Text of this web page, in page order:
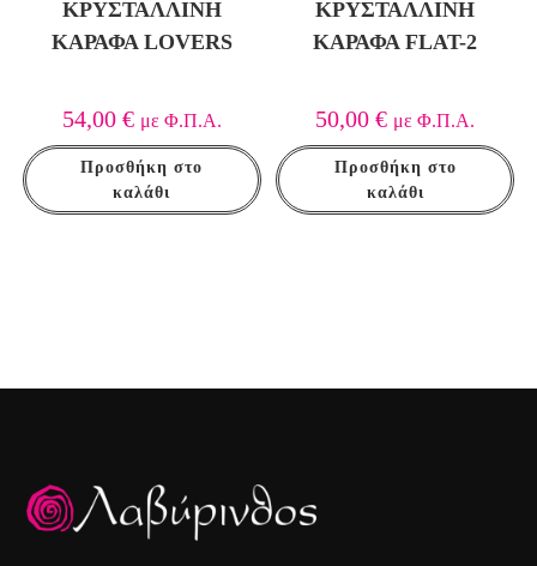
ΚΡΥΣΤΆΛΛΙΝΗ
ΚΑΡΆΦΑ LOVERS
54,00 € με Φ.Π.Α.
Προσθήκη στο
καλάθι
ΚΡΥΣΤΆΛΛΙΝΗ
ΚΑΡΆΦΑ FLAT-2
50,00€ με Φ.Π.Α.
Προσθήκη στο
καλάθι